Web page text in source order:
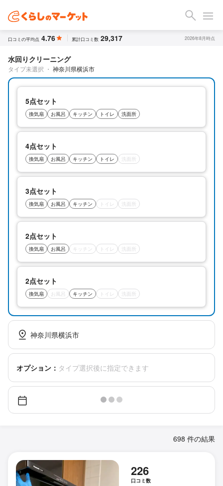
口コミの平均点 4.76 累計口コミ数 29,317 2026年8月時点
水回りクリーニング
タイプ未選択 ・ 神奈川県横浜市
5点セット
換気扇 お風呂 キッチン トイレ 洗面所
4点セット
換気扇 お風呂 キッチン トイレ 洗面所
3点セット
換気扇 お風呂 キッチン トイレ 洗面所
2点セット
換気扇 お風呂 キッチン トイレ 洗面所
2点セット
換気扇 お風呂 キッチン トイレ 洗面所
神奈川県横浜市
オプション： タイプ選択後に指定できます
698 件の結果
226
口コミ数